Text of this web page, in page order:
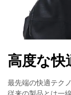
高度な快
最先端の快適テク